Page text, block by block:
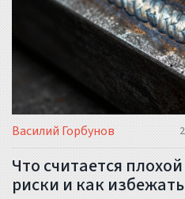
Василий Горбунов
Что считается
риски и как